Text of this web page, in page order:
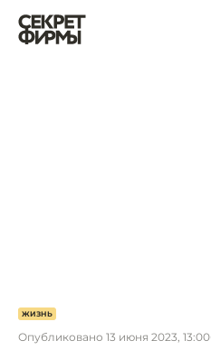
ЖИЗНЬ
Опубликовано 13 июня 2023, 13:00